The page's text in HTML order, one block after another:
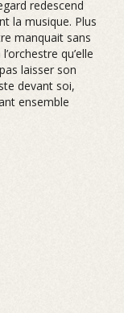
redescend
la musique. Plus
manquait sans
qu’elle
laisser son
devant soi,
ensemble